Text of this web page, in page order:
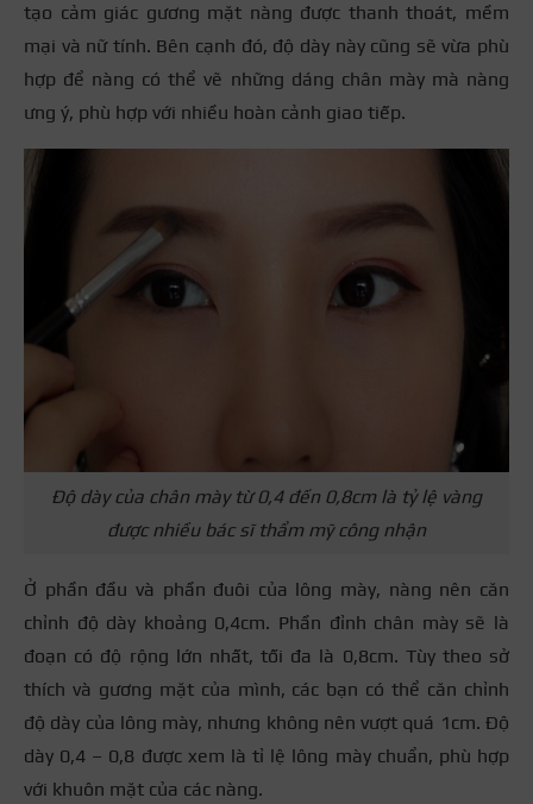
tạo cảm giác gương mặt nàng được thanh thoát, mềm
mại và nữ tính. Bên cạnh đó, độ dày này cũng sẽ vừa phù
hợp để nàng có thể vẽ những dáng chân mày mà nàng
ưng ý, phù hợp với nhiều hoàn cảnh giao tiếp.
Độ dày của chân mày từ 0,4 đến 0,8cm là tỷ lệ vàng
được nhiều bác sĩ thẩm mỹ công nhận
Ở phần đầu và phần đuôi của lông mày, nàng nên căn
chỉnh độ dày khoảng 0,4cm. Phần đỉnh chân mày sẽ là
đoạn có độ rộng lớn nhất, tối đa là 0,8cm. Tùy theo sở
thích và gương mặt của mình, các bạn có thể căn chỉnh
độ dày của lông mày, nhưng không nên vượt quá 1cm. Độ
dày 0,4 – 0,8 được xem là tỉ lệ lông mày chuẩn, phù hợp
với khuôn mặt của các nàng.